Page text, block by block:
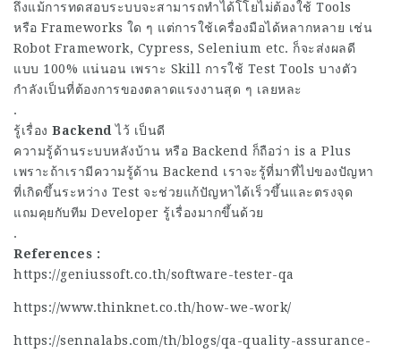
ถึงแม้การทดสอบระบบจะสามารถทำได้โโยไม่ต้องใช้ Tools
หรือ Frameworks ใด ๆ แต่การใช้เครื่องมือได้หลากหลาย เช่น
Robot Framework, Cypress, Selenium etc. ก็จะส่งผลดี
แบบ 100% แน่นอน เพราะ Skill การใช้ Test Tools บางตัว
กำลังเป็นที่ต้องการของตลาดแรงงานสุด ๆ เลยหละ
.
รู้เรื่อง Backendไว้ เป็นดี
ความรู้ด้านระบบหลังบ้าน หรือ Backend ก็ถือว่า is a Plus
เพราะถ้าเรามีความรู้ด้าน Backend เราจะรู้ที่มาที่ไปของปัญหา
ที่เกิดขึ้นระหว่าง Test จะช่วยแก้ปัญหาได้เร็วขึ้นและตรงจุด
แถมคุยกับทีม Developer รู้เรื่องมากขึ้นด้วย
.
References :
https://geniussoft.co.th/software-tester-qa
https://www.thinknet.co.th/how-we-work/
https://sennalabs.com/th/blogs/qa-quality-assurance-